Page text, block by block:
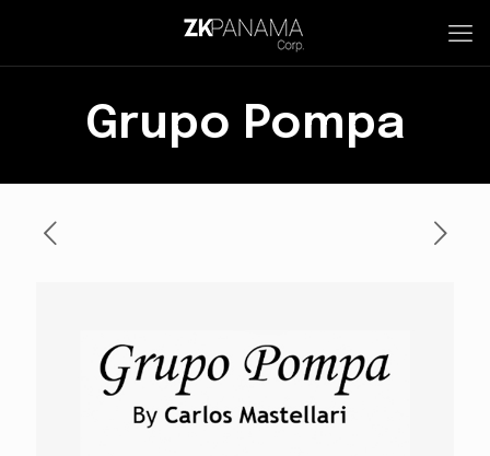
Grupo Pompa